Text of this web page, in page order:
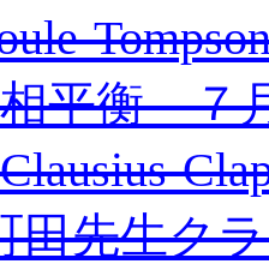
相平衡 ７
田先生ク